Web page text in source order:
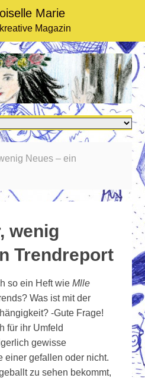
Marie
Magazin
Neues – ein
wenig
Trendreport
so ein Heft wieMlle
Was ist mit der
-Gute Frage!
für ihr Umfeld
gewisse
einer gefallen oder nicht.
zu sehen bekommt,